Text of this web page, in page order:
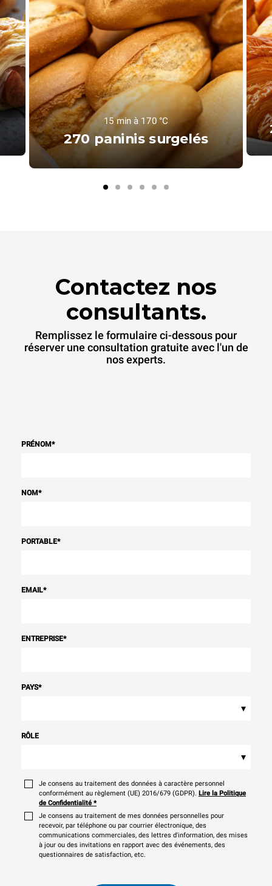
15 min à 170 °C
270 paninis surgelés
Contactez nos
consultants.
Remplissez le formulaire ci-dessous pour
réserver une consultation gratuite avec l'un de
nos experts.
PRÉNOM*
NOM*
PORTABLE*
EMAIL*
ENTREPRISE*
PAYS*
▾
RÔLE
▾
Je consens au traitement des données à caractère personnel
conformément au règlement (UE) 2016/679 (GDPR). Lire la Politique
de Confidentialité *
Je consens au traitement de mes données personnelles pour
recevoir, par téléphone ou par courrier électronique, des
communications commerciales, des lettres d'information, des mises
à jour ou des invitations en rapport avec des événements, des
questionnaires de satisfaction, etc.